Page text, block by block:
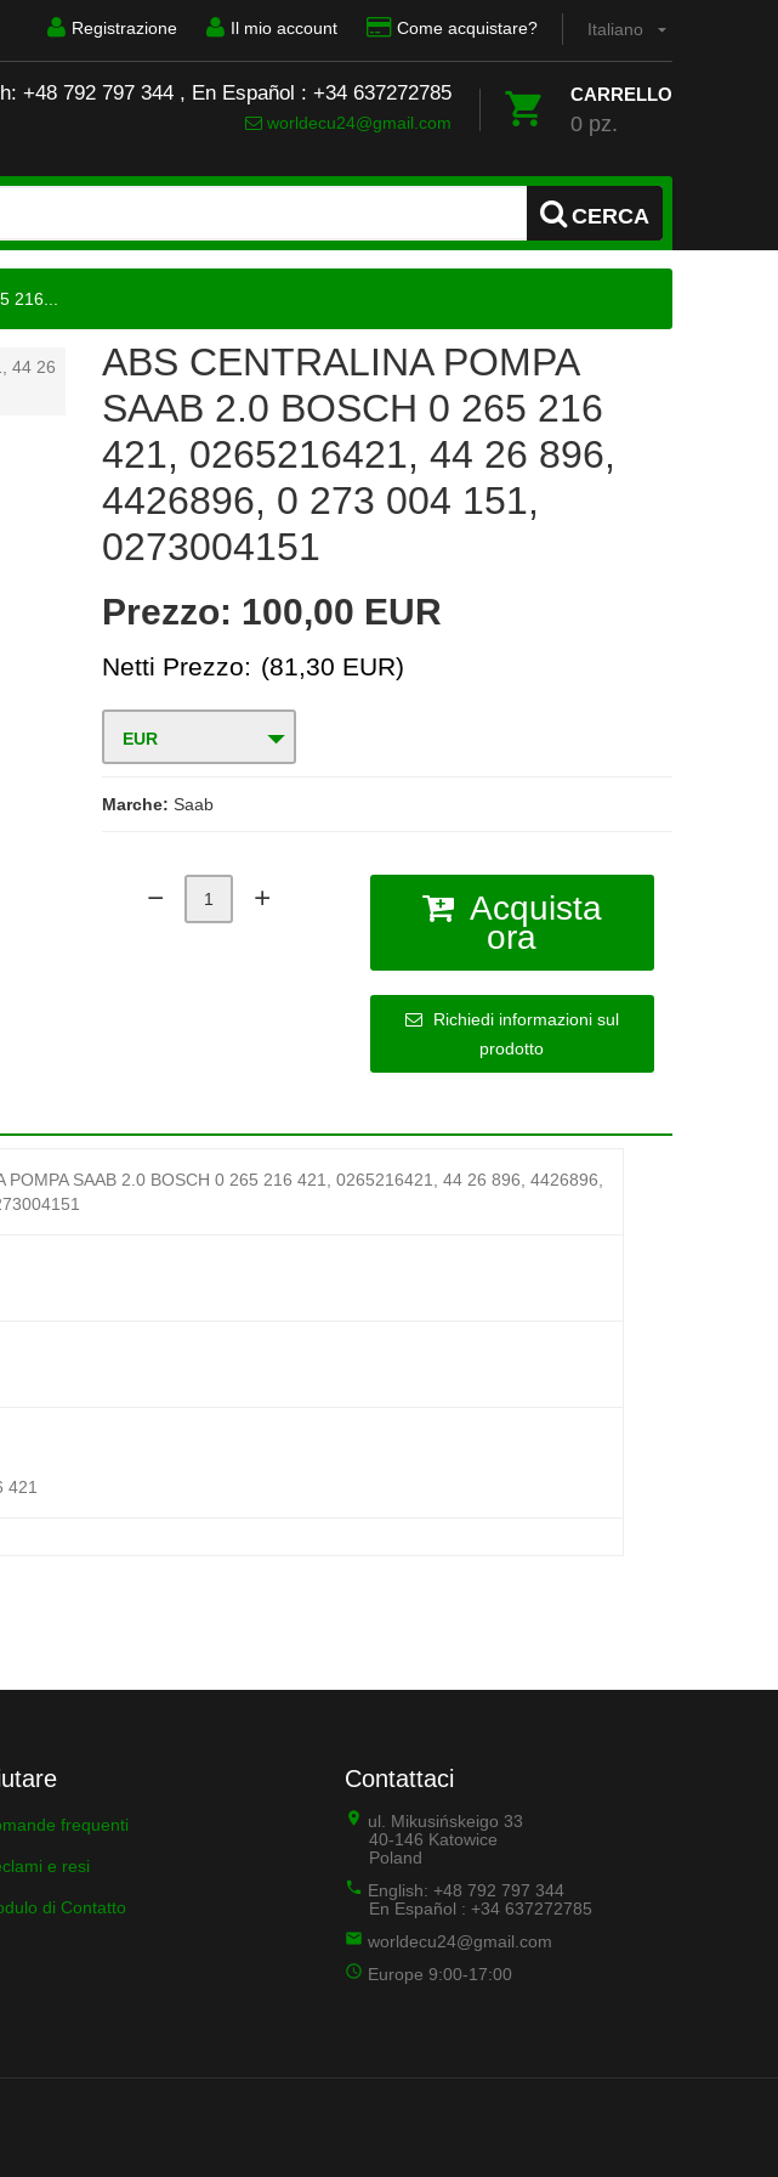
Italiano
Registrazione Il mio account Come acquistare?
CARRELLO
0 pz.
+48 792 797 344 , En Español : +34 637272785
worldecu24@gmail.com
CERCA
216...
ABS CENTRALINA POMPA
SAAB 2.0 BOSCH 0 265 216
421, 0265216421, 44 26 896,
4426896, 0 273 004 151,
0273004151
Prezzo: 100,00 EUR
Netti Prezzo: (81,30 EUR)
EUR
Marche: Saab
Acquista
ora
Richiedi informazioni sul
prodotto
POMPA SAAB 2.0 BOSCH 0 265 216 421, 0265216421, 44 26 896, 4426896,
421
frequenti
e resi
di Contatto
Contattaci
ul. Mikusińskeigo 33
40-146 Katowice
Poland
English: +48 792 797 344
En Español : +34 637272785
worldecu24@gmail.com
Europe 9:00-17:00